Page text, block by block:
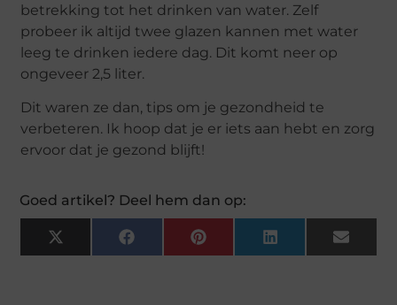
betrekking tot het drinken van water. Zelf
probeer ik altijd twee glazen kannen met water
leeg te drinken iedere dag. Dit komt neer op
ongeveer 2,5 liter.
Dit waren ze dan, tips om je gezondheid te
verbeteren. Ik hoop dat je er iets aan hebt en zorg
ervoor dat je gezond blijft!
Goed artikel? Deel hem dan op:
X
(Twitter)
FacebookPinterestLinkedInEmail